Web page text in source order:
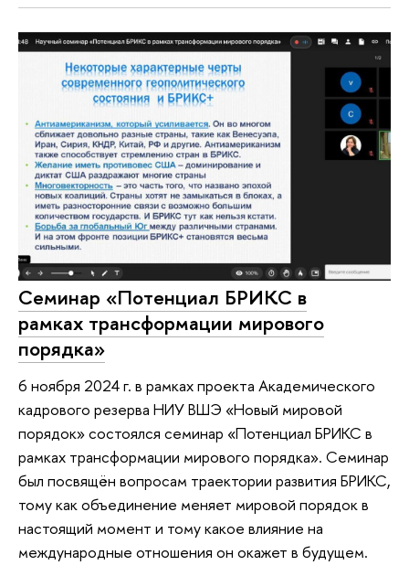
Семинар «Потенциал БРИКС в
рамках трансформации мирового
порядка»
6 ноября 2024 г. в рамках проекта Академического
кадрового резерва НИУ ВШЭ «Новый мировой
порядок» состоялся семинар «Потенциал БРИКС в
рамках трансформации мирового порядка». Семинар
был посвящён вопросам траектории развития БРИКС,
тому как объединение меняет мировой порядок в
настоящий момент и тому какое влияние на
международные отношения он окажет в будущем.